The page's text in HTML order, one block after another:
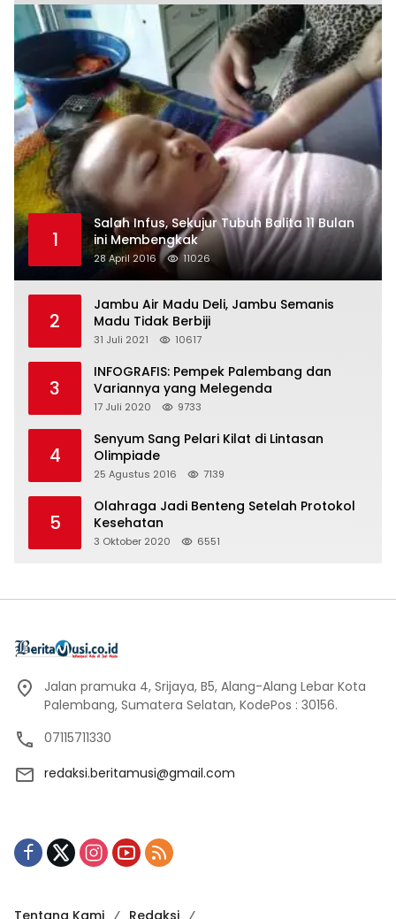
1
Salah Infus, Sekujur Tubuh Balita 11 Bulan
ini Membengkak
28 April 2016 11026
2
Jambu Air Madu Deli, Jambu Semanis
Madu Tidak Berbiji
31 Juli 2021 10617
3
INFOGRAFIS: Pempek Palembang dan
Variannya yang Melegenda
17 Juli 2020 9733
4
Senyum Sang Pelari Kilat di Lintasan
Olimpiade
25 Agustus 2016 7139
5
Olahraga Jadi Benteng Setelah Protokol
Kesehatan
3 Oktober 2020 6551
Jalan pramuka 4, Srijaya, B5, Alang-Alang Lebar Kota
Palembang, Sumatera Selatan, KodePos : 30156.
07115711330
redaksi.beritamusi@gmail.com
Tentang Kami Redaksi